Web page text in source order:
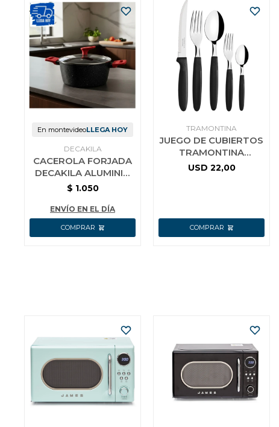
En montevideoLLEGA HOY
DECAKILA
CACEROLA FORJADA
DECAKILA ALUMINIO
DOBLE AGARRE 24CM
$ 1.050
ENVÍO EN EL DÍA
TRAMONTINA
JUEGO DE CUBIERTOS
TRAMONTINA
IPANEMA 30 PZAS
USD 22,00